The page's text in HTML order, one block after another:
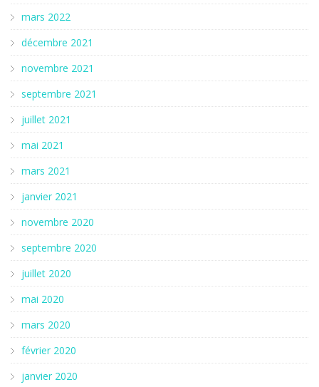
mars 2022
décembre 2021
novembre 2021
septembre 2021
juillet 2021
mai 2021
mars 2021
janvier 2021
novembre 2020
septembre 2020
juillet 2020
mai 2020
mars 2020
février 2020
janvier 2020